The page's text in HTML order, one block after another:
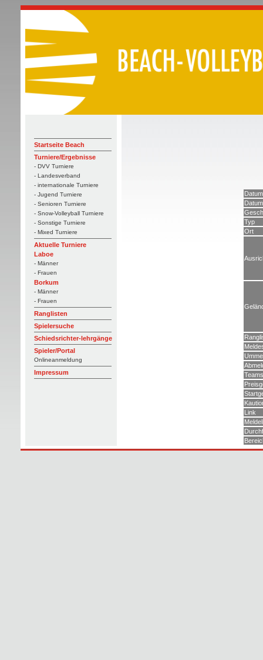
Startseite Beach
Turniere/Ergebnisse
- DVV Turniere
- Landesverband
- internationale Turniere
- Jugend Turniere
- Senioren Turniere
- Snow-Volleyball Turniere
- Sonstige Turniere
- Mixed Turniere
Aktuelle Turniere
Laboe
- Männer
- Frauen
Borkum
- Männer
- Frauen
Ranglisten
Spielersuche
Schiedsrichter-lehrgänge
Spieler/Portal
Onlineanmeldung
Impressum
Typ
Ort
Link